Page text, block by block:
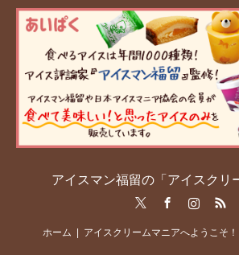
アイスマン福留の「アイスクリ
RSS
ホーム アイスクリームマニアへようこそ！